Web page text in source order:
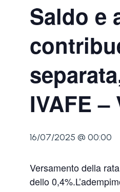
Saldo e
IVAFE
16/07/2025 @ 00:00
Versamento della
dello